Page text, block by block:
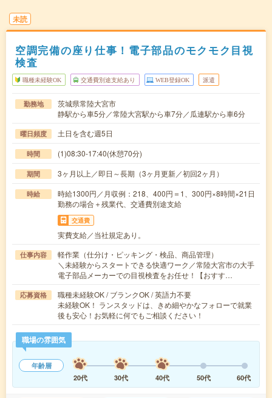
未読
空調完備の座り仕事！電子部品のモクモク目視
検査
職種未経験OK 交通費別途支給あり WEB登録OK 派遣
勤務地
茨城県常陸大宮市
静駅から車5分／常陸大宮駅から車7分／瓜連駅から車6分
曜日頻度 土日を含む週5日
時間 (1)08:30-17:40(休憩70分)
期間 3ヶ月以上／即日～長期（3ヶ月更新／初回2ヶ月）
時給
時給1300円／月収例：218、400円＝1、300円×8時間×21日
勤務の場合＋残業代、交通費別途支給
交通費
実費支給／当社規定あり。
仕事内容
軽作業（仕分け・ピッキング・検品、商品管理）
＼未経験からスタートできる快適ワーク／常陸大宮市の大手
電子部品メーカーでの目視検査をお任せ！【おすす…
応募資格
職種未経験OK / ブランクOK / 英語力不要
未経験OK！ ランスタッドは、きめ細やかなフォローで就業
後も安心！お気軽に何でもご相談ください！
職場の雰囲気
年齢層
20代
30代 40代 50代 60代